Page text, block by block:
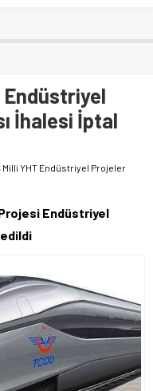
Endüstriyel
İhalesi İptal
Milli YHT Endüstriyel Projeler
Projesi Endüstriyel